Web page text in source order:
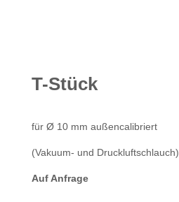
T-Stück
für Ø 10 mm außencalibriert
(Vakuum- und Druckluftschlauch)
Auf Anfrage